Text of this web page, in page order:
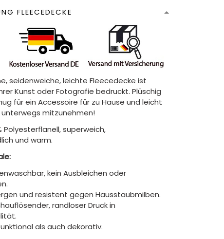
FLEECEDECKE
seidenweiche, leichte Fleecedecke ist
Kunst oder Fotografie bedruckt. Plüschig
für ein Accessoire für zu Hause und leicht
mitzunehmen!
Polyesterflanell, superweich,
und warm.
kein Ausbleichen oder
und resistent gegen Hausstaubmilben.
randloser Druck in
als auch dekorativ.